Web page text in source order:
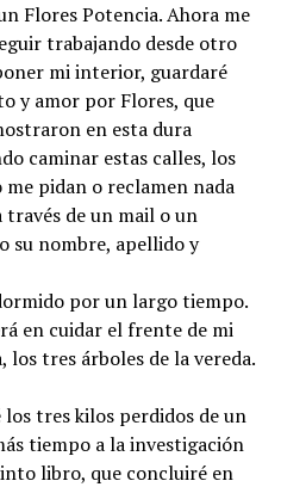
Flores Potencia. Ahora me
trabajando desde otro
mi interior, guardaré
y amor por Flores, que
en esta dura
caminar estas calles, los
pidan o reclamen nada
de un mail o un
su nombre, apellido y
por un largo tiempo.
en cuidar el frente de mi
los tres árboles de la vereda.
tres kilos perdidos de un
tiempo a la investigación
libro, que concluiré en